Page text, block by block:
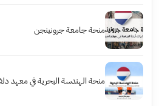
منحة جامعة جرونينجن
منحة الهندسة البحرية في معهد